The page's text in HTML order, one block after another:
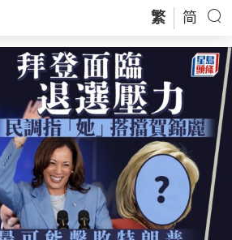
繁 简